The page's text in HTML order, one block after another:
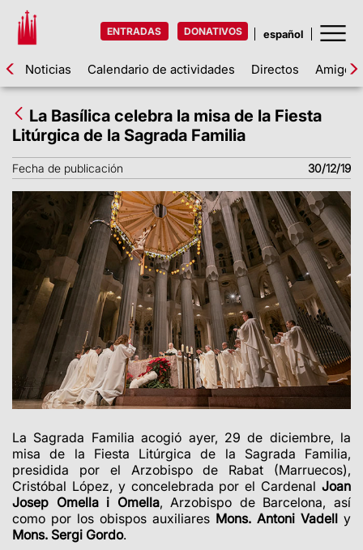
ENTRADAS DONATIVOS
Noticias Calendario de actividades Directos Amigos
La Basílica celebra la misa de la Fiesta
Litúrgica de la Sagrada Familia
Fecha de publicación 30/12/19
La Sagrada Familia acogió ayer, 29 de diciembre, la
misa de la Fiesta Litúrgica de la Sagrada Familia,
presidida por el Arzobispo de Rabat (Marruecos),
Cristóbal López, y concelebrada por el Cardenal Joan
Josep Omella i Omella, Arzobispo de Barcelona, así
como por los obispos auxiliares Mons. Antoni Vadell y
Mons. Sergi Gordo.